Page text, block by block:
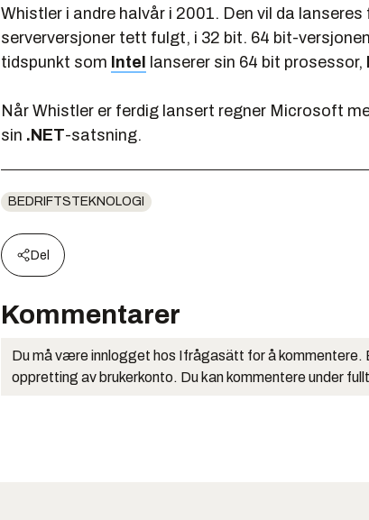
Whistler i andre halvår i 2001. Den vil da
serverversjoner tett fulgt, i 32 bit. 64 bit-
tidspunkt som Intel lanserer sin 64 bit prosessor,
Når Whistler er ferdig lansert regner Microsoft
sin .NET-satsning.
BEDRIFTSTEKNOLOGI
Del
Kommentarer
Du må være innlogget hos Ifrågasätt for å kommentere.
oppretting av brukerkonto. Du kan kommentere under